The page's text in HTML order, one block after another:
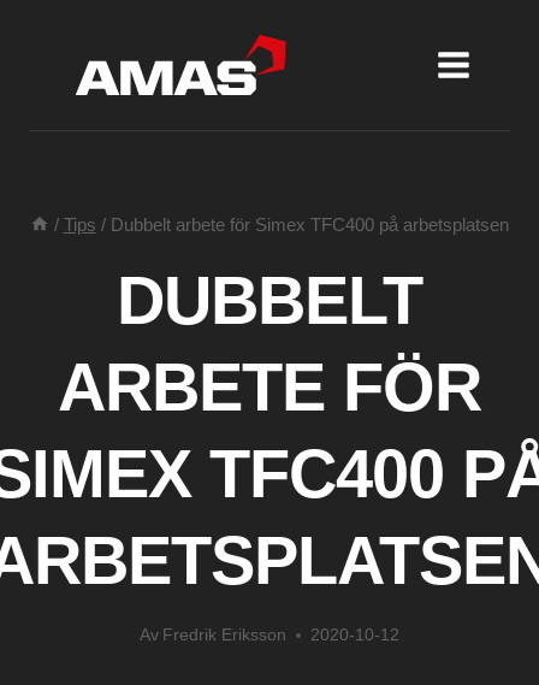
/ Tips / Dubbelt arbete för Simex TFC400 på arbetsplatsen
DUBBELT
ARBETE FÖR
TFC400
Av Fredrik Eriksson 2020-10-12